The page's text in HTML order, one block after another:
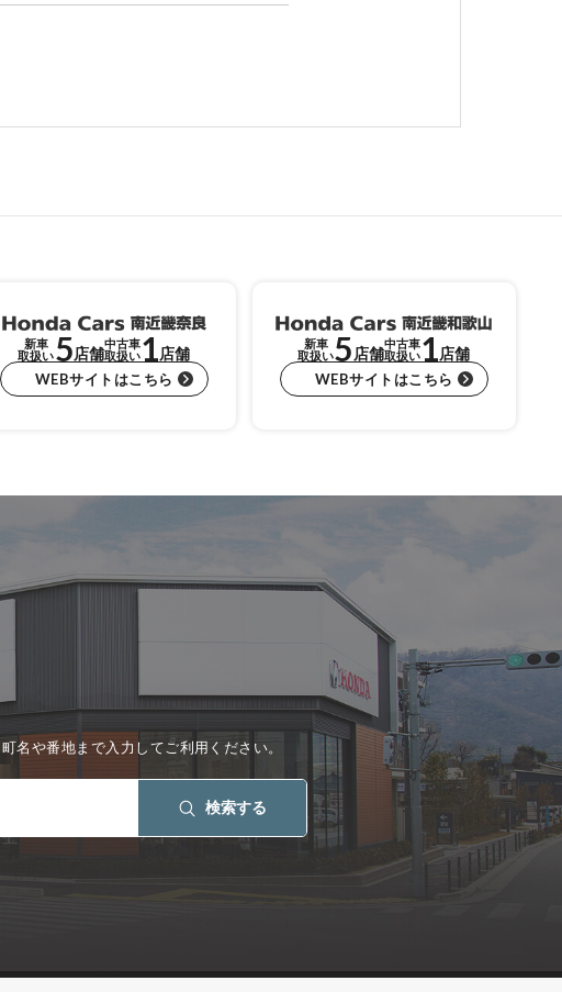
新車
取扱い5店舗
中古車
取扱い1店舗
WEBサイトはこちら
新車
取扱い5 店舗
中古車
取扱い1店舗
WEBサイトはこちら
名や番地まで入力してご利用ください。
検索する